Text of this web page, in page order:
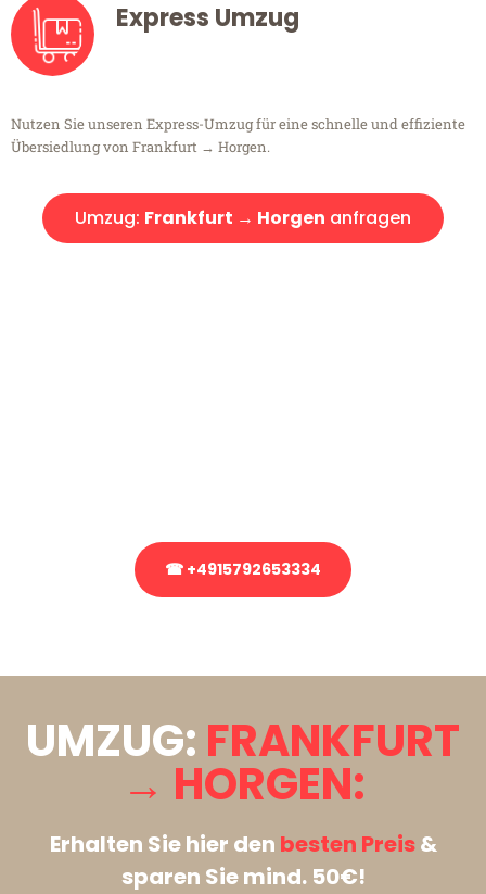
Express Umzug
Nutzen Sie unseren Express-Umzug für eine schnelle und effiziente
Übersiedlung von Frankfurt → Horgen.
Umzug: Frankfurt → Horgen anfragen
☎ +4915792653334
UMZUG: FRANKFURT
→ HORGEN:
Erhalten Sie hier den besten Preis&
sparen Sie mind. 50€!